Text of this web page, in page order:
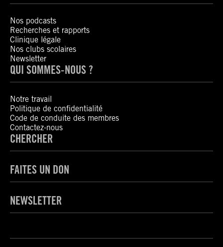
Nos podcasts
Recherches et rapports
Clinique légale
Nos clubs scolaires
Newsletter
QUI SOMMES-NOUS ?
Notre travail
Politique de confidentialité
Code de conduite des membres
Contactez-nous
CHERCHER
FAITES UN DON
NEWSLETTER